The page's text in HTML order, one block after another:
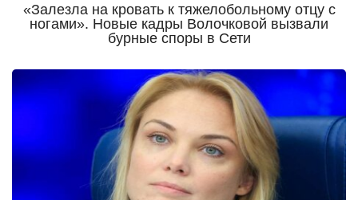
«Залезла на кровать к тяжелобольному отцу с
ногами». Новые кадры Волочковой вызвали
бурные споры в Сети